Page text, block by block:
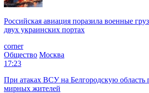
Российская авиация поразила военные
двух украинских портах
corner
Общество Москва
17:23
При атаках ВСУ на Белгородскую область
мирных жителей